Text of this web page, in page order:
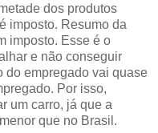
dos produtos
imposto. Resumo da
imposto. Esse é o
e não conseguir
do empregado vai quase
Por isso,
um carro, já que a
que no Brasil.